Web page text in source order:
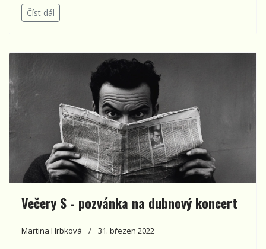
Číst dál
Večery S - pozvánka na dubnový koncert
Martina Hrbková 31. březen 2022